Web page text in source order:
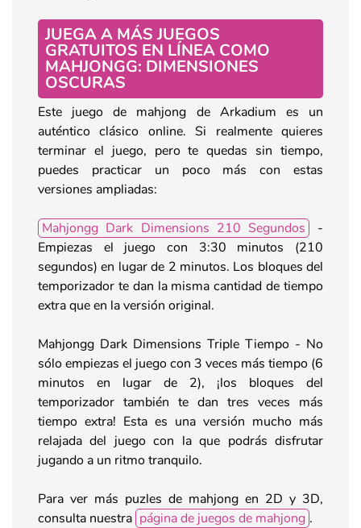
JUEGA A MÁS JUEGOS
GRATUITOS EN LÍNEA COMO
MAHJONGG: DIMENSIONES
OSCURAS
Este juego de mahjong de Arkadium es un
auténtico clásico online. Si realmente quieres
terminar el juego, pero te quedas sin tiempo,
puedes practicar un poco más con estas
versiones ampliadas:
Mahjongg Dark Dimensions 210 Segundos
-
Empiezas el juego con 3:30 minutos (210
segundos) en lugar de 2 minutos. Los bloques del
temporizador te dan la misma cantidad de tiempo
extra que en la versión original.
Mahjongg Dark Dimensions Triple Tiempo - No
sólo empiezas el juego con 3 veces más tiempo (6
minutos en lugar de 2), ¡los bloques del
temporizador también te dan tres veces más
tiempo extra! Esta es una versión mucho más
relajada del juego con la que podrás disfrutar
jugando a un ritmo tranquilo.
Para ver más puzles de mahjong en 2D y 3D,
consulta nuestra página de juegos de mahjong .